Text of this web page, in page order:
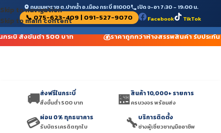
Skip to navigation
Skip to main content
ถนนมหาราช ต.ปากน้ำ อ.เมือง กระบี่ 81000 เปิด จ-อา 7:30 – 19:00 น.
📞 075-623-409 | 091-527-9070 Facebook TikTok
กระบี่ สั่งขั้นต่ำ 500 บาท 💰ราคาถูกกว่าห้างสรรพสินค้า รับประกัน
🚚ส่งฟรีในกระบี่
สั่งขั้นต่ำ 500 บาท 🏪สินค้า 10,000+ รายการ
ครบวงจร พร้อมส่ง
💳ผ่อน 0% ทุกธนาคาร
รับบัตรเครดิตทุกใบ 🔧บริการติดตั้ง
ช่างผู้เชี่ยวชาญมืออาชีพ